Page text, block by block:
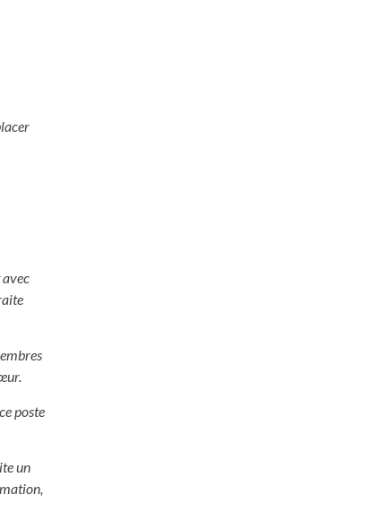
avec
poste
un